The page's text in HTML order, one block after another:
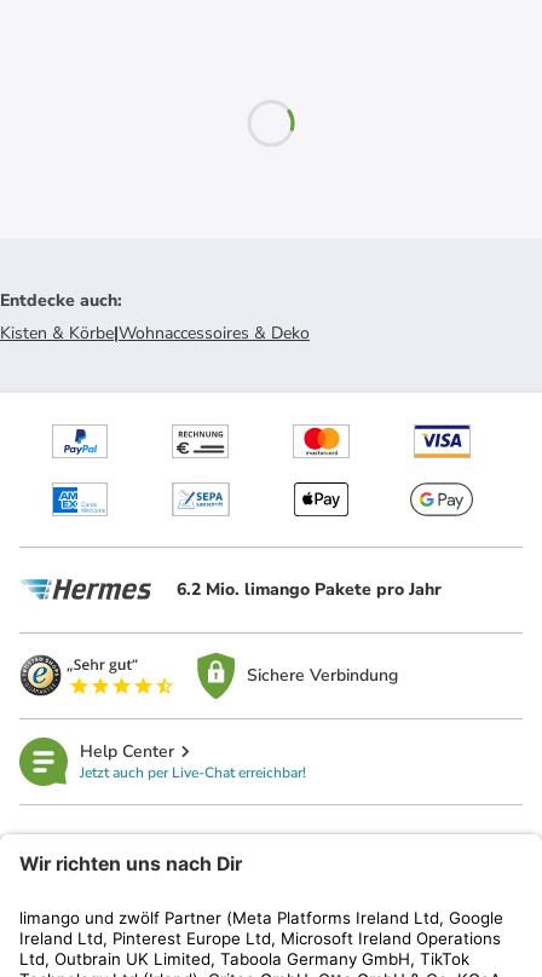
Entdecke auch:
Kisten & Körbe|Wohnaccessoires & Deko
6.2 Mio. limango Pakete pro Jahr
Sichere Verbindung
Help Center
Jetzt auch per Live-Chat erreichbar!
Kundenservice